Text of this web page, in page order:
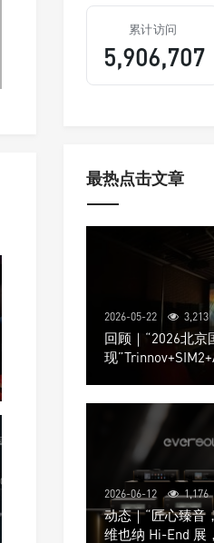
累计访问
5,906,707
最热点击文章
2026-05-22 3,213
回顾｜“2026北京
现
2026-06-12 1,176
动态｜“匠心臻音
维也纳 Hi-End 展